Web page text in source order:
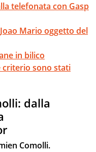
telefonata con Gasp
Mario oggetto del
in bilico
criterio sono stati
dalla
Comolli.